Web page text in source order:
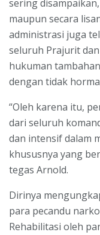
sering
maupun secara
administrasi juga
seluruh Prajurit
hukuman
dengan tidak
“Oleh karena itu,
dari seluruh
dan intensif dalam
khususnya yang
tegas Arnold.
Dirinya
para pecandu
Rehabilitasi oleh